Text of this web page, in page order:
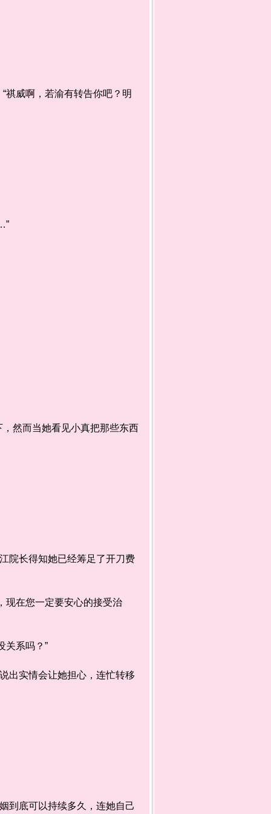
威啊，若渝有转告你吧？明
然而当她看见小真把那些东西
长得知她已经筹足了开刀费
在您一定要安心的接受治
系吗？”
实情会让她担心，连忙转移
底可以持续多久，连她自己